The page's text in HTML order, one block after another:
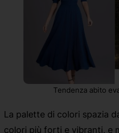
Tendenza abito
La palette di colori spazia
colori più forti e vibranti, e